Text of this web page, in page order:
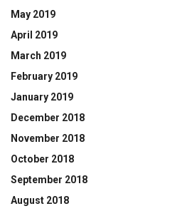
May 2019
April 2019
March 2019
February 2019
January 2019
December 2018
November 2018
October 2018
September 2018
August 2018